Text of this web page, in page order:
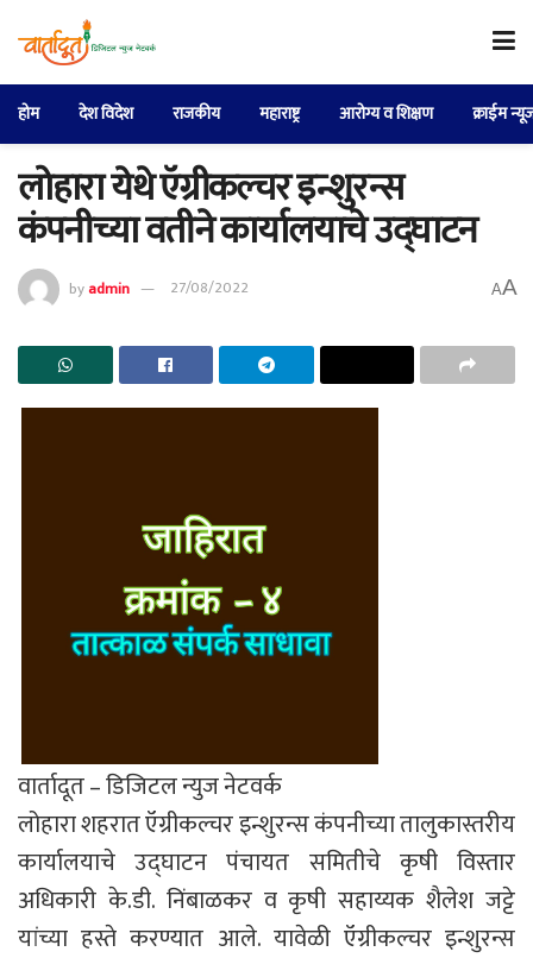
होम देश विदेश राजकीय महाराष्ट्र आरोग्य व शिक्षण क्राईम
लोहारा येथे ऍग्रीकल्चर इन्शुरन्स
कंपनीच्या वतीने कार्यालयाचे उद्घाटन
byadmin 27/08/2022 AA
वार्तादूत – डिजिटल न्युज नेटवर्क
लोहारा शहरात ऍग्रीकल्चर इन्शुरन्स कंपनीच्या तालुकास्तरीय
कार्यालयाचे उद्घाटन पंचायत समितीचे कृषी विस्तार
अधिकारी के.डी. निंबाळकर व कृषी सहाय्यक शैलेश जट्टे
यांच्या हस्ते करण्यात आले. यावेळी ऍग्रीकल्चर इन्शुरन्स